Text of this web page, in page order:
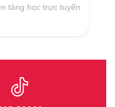
tảng học trực tuyến